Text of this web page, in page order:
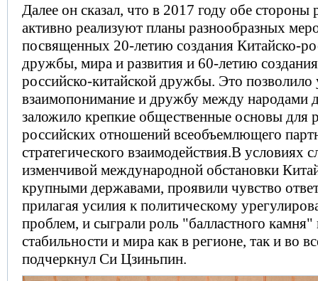
Далее он сказал, что в 2017 году обе стороны
активно реализуют планы разнообразных
посвященных 20-летию создания Китайско-
дружбы, мира и развития и 60-летию
российско-китайской дружбы. Это позволило
взаимопонимание и дружбу между народами
заложило крепкие общественные основы для
российских отношений всеобъемлющего
стратегического взаимодействия.В условиях
изменчивой международной обстановки
крупными державами, проявили чувство
прилагая усилия к политическому
проблем, и сыграли роль "балластного камня"
стабильности и мира как в регионе, так и во
подчеркнул Си Цзиньпин.